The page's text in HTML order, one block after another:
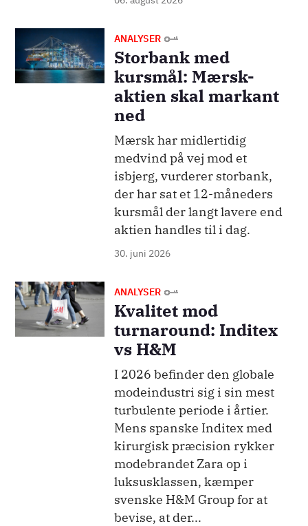
Billede ANALYSER
Storbank med
kursmål: Mærsk-
aktien skal markant
ned
Mærsk har midlertidig
medvind på vej mod et
isbjerg, vurderer storbank,
der har sat et 12-måneders
kursmål der langt lavere end
aktien handles til i dag.
30. juni 2026
Billede ANALYSER
Kvalitet mod
turnaround: Inditex
vs H&M
I 2026 befinder den globale
modeindustri sig i sin mest
turbulente periode i årtier.
Mens spanske Inditex med
kirurgisk præcision rykker
modebrandet Zara op i
luksusklassen, kæmper
svenske H&M Group for at
bevise, at der...